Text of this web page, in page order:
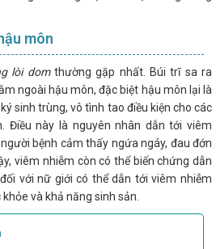
môn
lòi dom thường gặp nhất. Búi trĩ sa ra
ngoài hậu môn, đặc biệt hậu môn lại là
sinh trùng, vô tình tao điều kiện cho các
Điều này là nguyên nhân dẫn tới viêm
bệnh cảm thấy ngứa ngáy, đau đớn
viêm nhiễm còn có thể biến chứng dẫn
với nữ giới có thể dẫn tới viêm nhiễm
và khả năng sinh sản.